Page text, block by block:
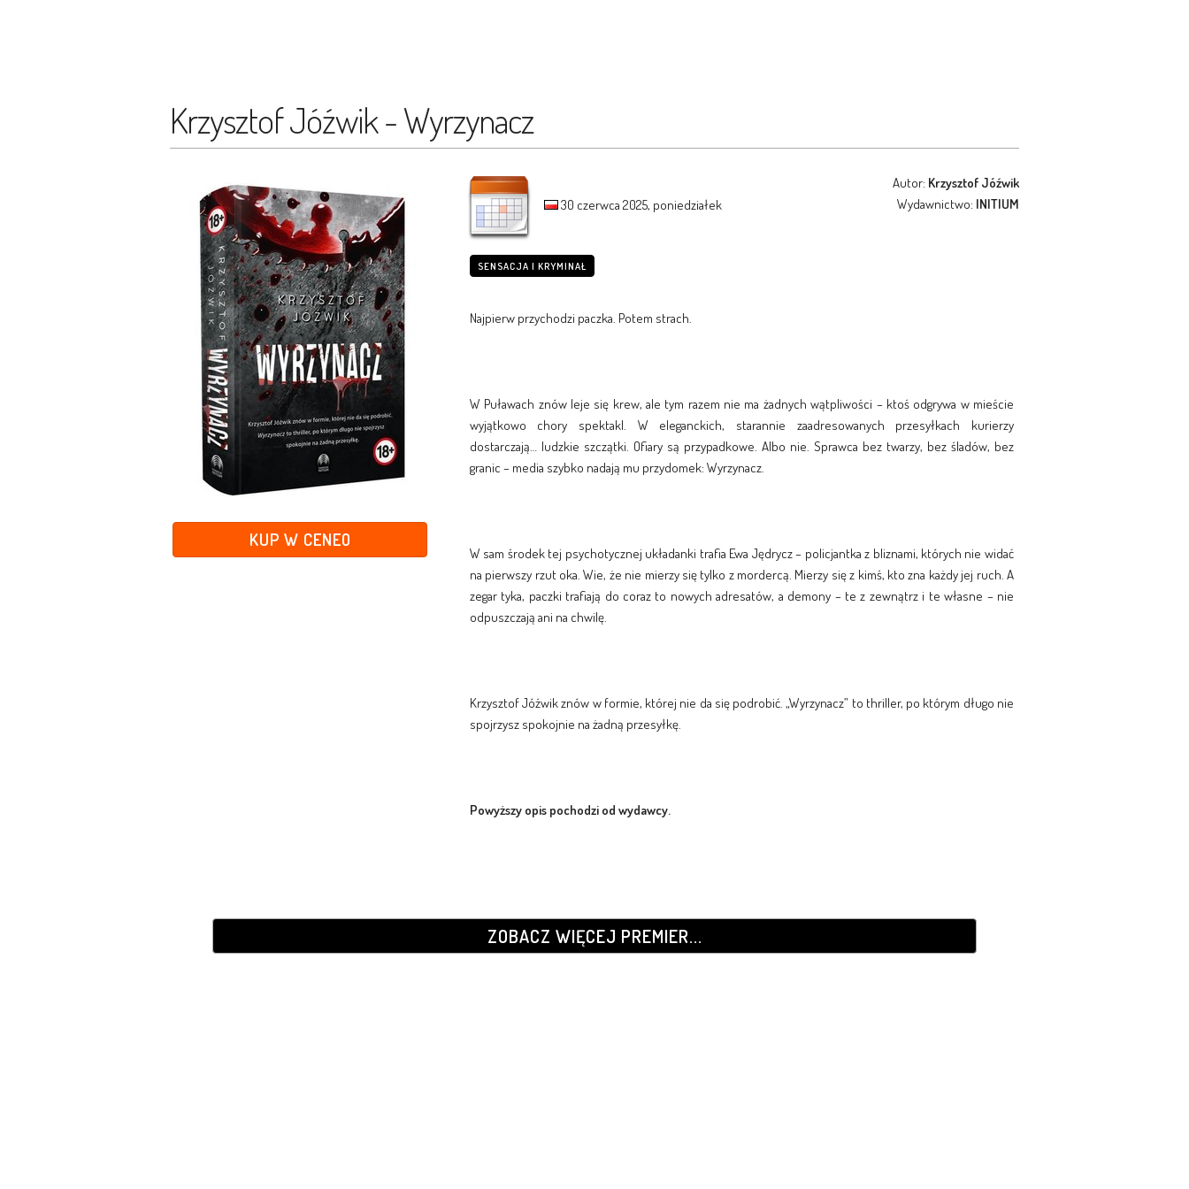
Krzysztof Jóźwik - Wyrzynacz
KUP W CENEO
30 czerwca 2025, poniedziałek
Autor: Krzysztof Jóźwik
Wydawnictwo: INITIUM
SENSACJA I KRYMINAŁ
Najpierw przychodzi paczka. Potem strach.
W Puławach znów leje się krew, ale tym razem nie ma żadnych wątpliwości – ktoś odgrywa w mieście
wyjątkowo chory spektakl. W eleganckich, starannie zaadresowanych przesyłkach kurierzy
dostarczają… ludzkie szczątki. Ofiary są przypadkowe. Albo nie. Sprawca bez twarzy, bez śladów, bez
granic – media szybko nadają mu przydomek: Wyrzynacz.
W sam środek tej psychotycznej układanki trafia Ewa Jędrycz – policjantka z bliznami, których nie widać
na pierwszy rzut oka. Wie, że nie mierzy się tylko z mordercą. Mierzy się z kimś, kto zna każdy jej ruch. A
zegar tyka, paczki trafiają do coraz to nowych adresatów, a demony – te z zewnątrz i te własne – nie
odpuszczają ani na chwilę.
Krzysztof Jóźwik znów w formie, której nie da się podrobić. „Wyrzynacz” to thriller, po którym długo nie
spojrzysz spokojnie na żadną przesyłkę.
Powyższy opis pochodzi od wydawcy.
ZOBACZ WIĘCEJ PREMIER...